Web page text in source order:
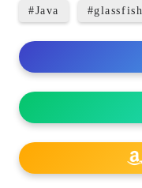
#Java #glassfish